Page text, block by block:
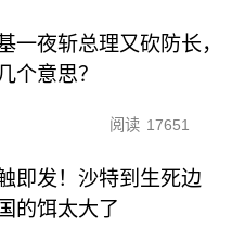
一夜斩总理又砍防长，
个意思？
阅读 17651
即发！沙特到生死边
的饵太大了